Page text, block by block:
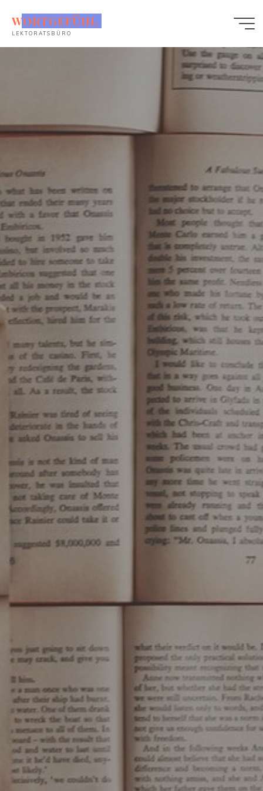
WORTGEFÜHL
LEKTORATSBÜRO